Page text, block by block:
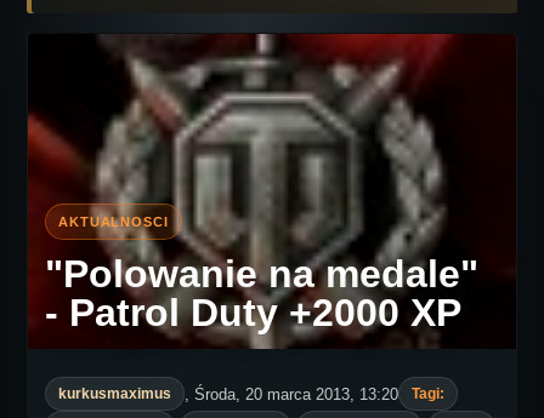
"Polowanie na medale"
- Patrol Duty +2000 XP
kurkusmaximus , Środa, 20 marca 2013, 13:20
Tagi: